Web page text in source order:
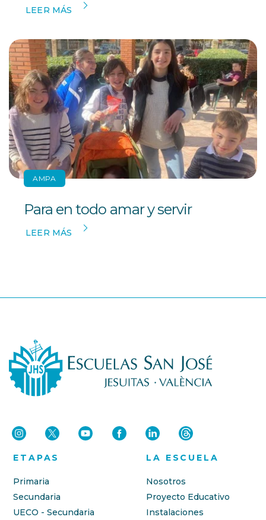
LEER MÁS
AMPA
Para en todo amar y servir
LEER MÁS
ETAPAS
Primaria
Secundaria
UECO - Secundaria
LA ESCUELA
Nosotros
Proyecto Educativo
Instalaciones